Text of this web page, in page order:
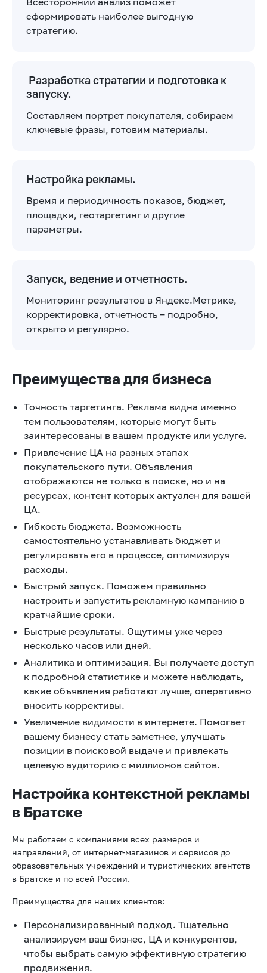
сформировать наиболее выгодную
стратегию.
Разработка стратегии и подготовка к
запуску.
Составляем портрет покупателя, собираем
ключевые фразы, готовим материалы.
Настройка рекламы.
Время и периодичность показов, бюджет,
площадки, геотаргетинг и другие
параметры.
Запуск, ведение и отчетность.
Мониторинг результатов в Яндекс.Метрике,
корректировка, отчетность ‒ подробно,
открыто и регулярно.
Преимущества для бизнеса
Точность таргетинга. Реклама видна именно
тем пользователям, которые могут быть
заинтересованы в вашем продукте или услуге.
Привлечение ЦА на разных этапах
покупательского пути. Объявления
отображаются не только в поиске, но и на
ресурсах, контент которых актуален для вашей
ЦА.
Гибкость бюджета. Возможность
самостоятельно устанавливать бюджет и
регулировать его в процессе, оптимизируя
расходы.
Быстрый запуск. Поможем правильно
настроить и запустить рекламную кампанию в
кратчайшие сроки.
Быстрые результаты. Ощутимы уже через
несколько часов или дней.
Аналитика и оптимизация. Вы получаете доступ
к подробной статистике и можете наблюдать,
какие объявления работают лучше, оперативно
вносить коррективы.
Увеличение видимости в интернете. Помогает
вашему бизнесу стать заметнее, улучшать
позиции в поисковой выдаче и привлекать
целевую аудиторию с миллионов сайтов.
Настройка контекстной рекламы
в Братске
Мы работаем с компаниями всех размеров и
направлений, от интернет-магазинов и сервисов до
образовательных учреждений и туристических агентств
в Братске и по всей России.
Преимущества для наших клиентов:
Персонализированный подход. Тщательно
анализируем ваш бизнес, ЦА и конкурентов,
чтобы выбрать самую эффективную стратегию
продвижения.